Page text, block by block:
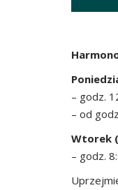
– godz.
– od
Wtorek
– godz.